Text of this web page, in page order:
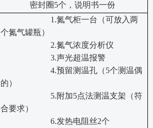
密封圈5个， 说明书一份
1.氮气柜一台（可放入两
个氮气罐瓶）
2.氮气浓度分析仪
3.声光超温报警
4.预留测温孔（5个测温偶
的）
5.附加5点法测温支架（符
合要求）
6.发热电阻丝2个